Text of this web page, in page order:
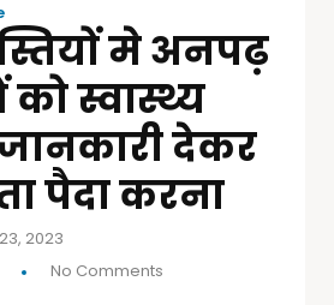
मे अनपढ़
स्वास्थ्य
देकर
पैदा करना
2023
No Comments